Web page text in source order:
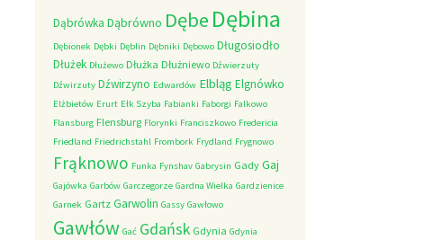
Dąbrówka Dąbrówno Dębe Dębina
Dębionek Dębki Dęblin Dębniki Dębowo Długosiodło
Dłużek Dłużewo Dłużka Dłużniewo Dźwierzuty
Dźwirzuty Dźwirzyno Edwardów Elbląg Elgnówko
Elżbietów Erurt Ełk Szyba Fabianki Faborgi Falkowo
Flansburg Flensburg Florynki Franciszkowo Fredericia
Friedland Friedrichstahl Frombork Frydland Frygnowo
Frąknowo Funka Fynshav Gabrysin Gady Gaj
Gajówka Garbów Garczegorze Gardna Wielka Gardzienice
Garnek Gartz Garwolin Gassy Gawłowo
Gawłów Gać Gdańsk Gdynia Gdynia